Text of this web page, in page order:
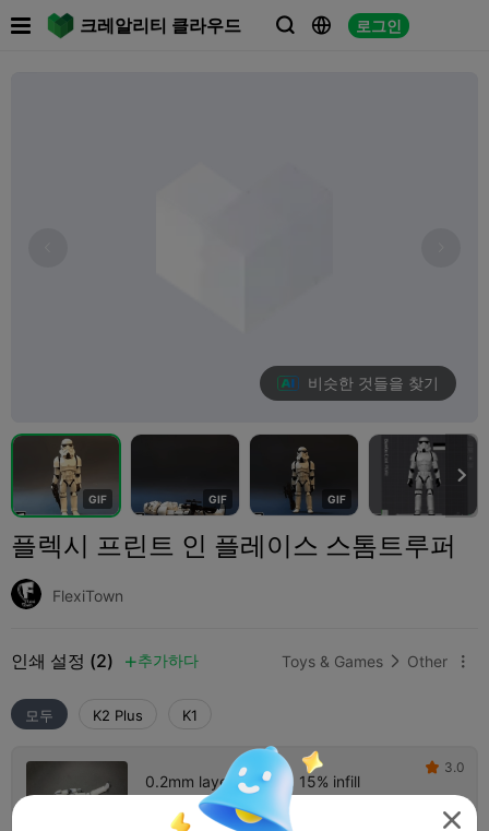
크레알리티 클라우드   로그인
비슷한 것들을 찾기
GIF GIF GIF

플렉시 프린트 인 플레이스 스톰트루퍼
FlexiTown
인쇄 설정 (2)  추가하다 Toys & Games  Other 
모두 K2 Plus K1
0.2mm layer, 3 walls, 15% infill
 09h 36m 
 3.0
